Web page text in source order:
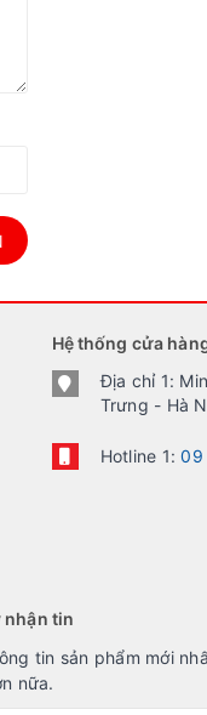
Hệ thống cửa
Địa chỉ 1:
Trưng - Hà
Hotline 1:09
nhận tin
tin sản phẩm mới
nữa.